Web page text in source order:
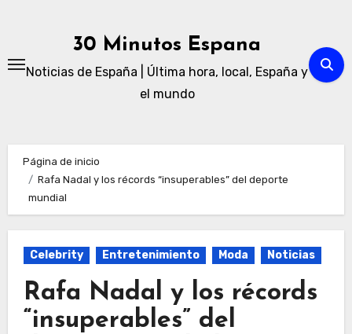
30 Minutos Espana
Noticias de España | Última hora, local, España y
el mundo
Página de inicio
Rafa Nadal y los récords “insuperables” del deporte
mundial
Celebrity Entretenimiento Moda Noticias
Rafa Nadal y los récords
“insuperables” del